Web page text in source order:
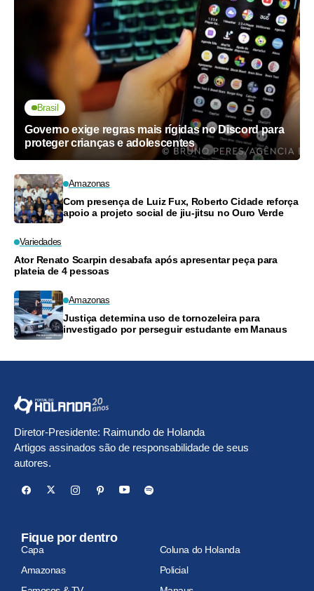
Brasil
Governo exige regras mais rígidas no Discord para
proteger crianças e adolescentes
Amazonas
Com presença de Luiz Fux, Roberto Cidade reforça
apoio a projeto social de jiu-jitsu no Ouro Verde
Variedades
Ator Renato Scarpin desabafa após apresentar peça para
plateia de 4 pessoas
Amazonas
Justiça determina uso de tornozeleira para
investigado por perseguir estudante em Manaus
Diretor-Presidente: Raimundo de Holanda
Artigos assinados são de responsabilidade de seus
autores.
Fique por dentro
Capa
Coluna do Holanda
Amazonas
Policial